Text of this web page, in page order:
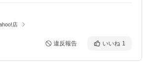
店
違反報告 いいね 1